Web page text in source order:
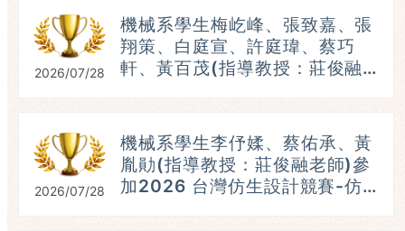
(115.07.25)
2026/07/28
機械系學生梅屹峰、張致嘉、張
翔策、白庭宣、許庭瑋、蔡巧
軒、黃百茂(指導教授：莊俊融
五名。 (115.07.25）
2026/07/28
機械系學生李伃媃、蔡佑承、黃
胤勛(指導教授：莊俊融老師)參
加2026 台灣仿生設計競賽-仿